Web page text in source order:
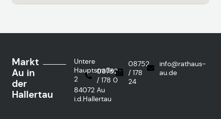
Markt
Au in
der
Hallertau
Untere
Hauptstraße
2
84072 Au
i.d.Hallertau
08752
/ 178 0
08752
/ 178
24
info@rathaus-
au.de